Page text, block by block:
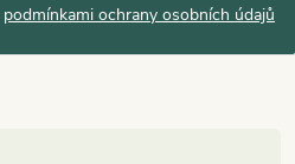
podmínkami ochrany osobních údajů